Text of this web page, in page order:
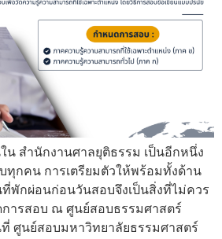
น สำนักงานศาลยุติธรรม เป็นอีกหนึ่ง
ทุกคน การเตรียมตัวให้พร้อมทั้งด้าน
ที่พักผ่อนก่อนวันสอบจึงเป็นสิ่งที่ไม่ควร
ารสอบ ณ ศูนย์สอบธรรมศาสตร์
ศูนย์สอบมหาวิทยาลัยธรรมศาสตร์